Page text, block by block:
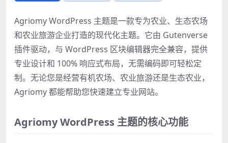
Agriomy WordPress 主题是一款专为农业、生态农场
和农业旅游企业打造的现代化主题。它由 Gutenverse
插件驱动，与 WordPress 区块编辑器完全兼容，提供
专业设计和 100% 响应式布局，无需编码即可轻松定
制。无论您是经营有机农场、农业旅游还是生态农业，
Agriomy 都能帮助您快速建立专业网站。
Agriomy WordPress 主题的核心功能